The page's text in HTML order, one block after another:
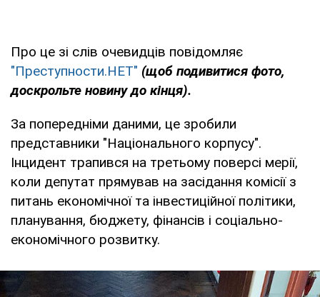
Про це зі слів очевидців повідомляє
"Преступности.НЕТ" (щоб подивитися фото,
доскрольте новину до кінця).
За попередніми даними, це зробили
представники "Національного корпусу".
Інцидент трапився на третьому поверсі мерії,
коли депутат прямував на засідання комісії з
питань економічної та інвестиційної політики,
планування, бюджету, фінансів і соціально-
економічного розвитку.